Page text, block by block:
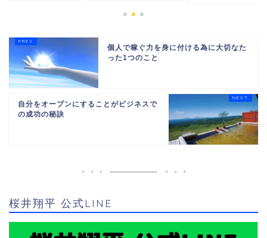
個人で稼ぐ力を身に付ける為に大切なた
った1つのこと
自分をオープンにすることがビジネスで
の成功の秘訣
桜井翔平 公式LINE